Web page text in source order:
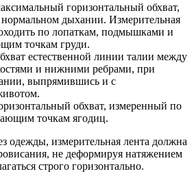
горизонтальный обхват,
дыхании. Измерительная
по лопаткам, подмышками и
точкам груди.
естественной линии талии между
и нижними ребрами, при
выпрямившись и с
обхват, измеренный по
точкам ягодиц.
одежды, измерительная лента должна
не деформируя натяжением
строго горизонтально.